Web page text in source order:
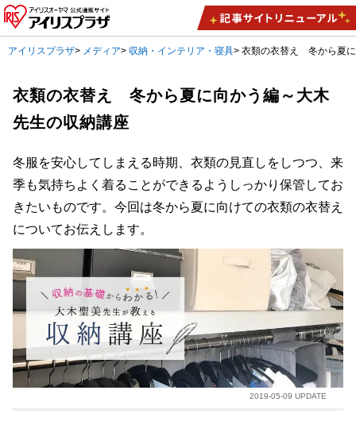
アイリスプラザ> メディア>収納・インテリア・寝具>衣類の衣替え 冬から夏
衣類の衣替え 冬から夏に向かう編～大木
先生の収納講座
冬服を安心してしまえる時期、衣類の見直しをしつつ、来
季も気持ちよく着ることができるようしっかり保管してお
きたいものです。今回は冬から夏に向けての衣類の衣替え
についてお伝えします。
2019-05-09 UPDATE